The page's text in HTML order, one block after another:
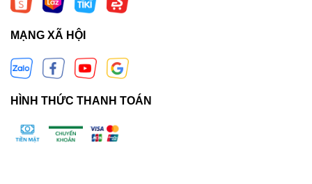
MẠNG XÃ HỘI
HÌNH THỨC THANH TOÁN